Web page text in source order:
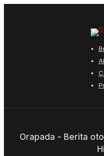
Orapada - Berita